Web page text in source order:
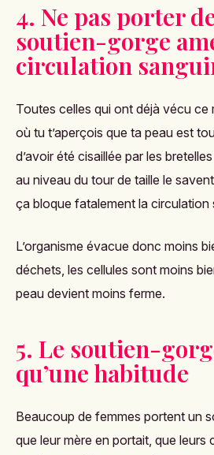
4. Ne pas porter
soutien-gorge
circulation
Toutes celles qui ont déjà vécu ce
où tu t’aperçois que ta peau est
d’avoir été cisaillée par les
au niveau du tour de taille le
ça bloque fatalement la circulation
L’organisme évacue donc moins
déchets, les cellules sont moins
peau devient moins ferme.
5. Le soutien-
qu’une habitude
Beaucoup de femmes portent un
que leur mère en portait, que leurs